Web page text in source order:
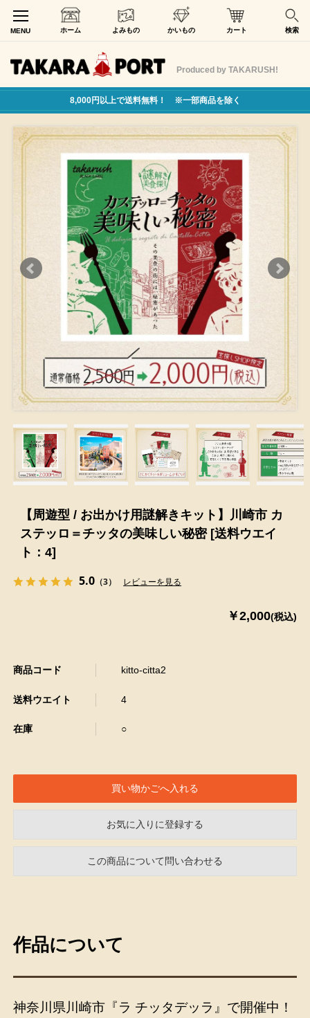
MENU ホーム よみもの かいもの カート 検索
Produced by TAKARUSH!
8,000円以上で送料無料！ ※一部商品を除く
【周遊型 / お出かけ用謎解きキット】川崎市 カ
ステッロ＝チッタの美味しい秘密 [送料ウエイ
ト：4]
5.0 （3） レビューを見る
￥2,000(税込)
商品コード kitto-citta2
送料ウエイト 4
在庫 ○
お気に入りに登録する
この商品について問い合わせる
作品について
神奈川県川崎市『ラ チッタデッラ』で開催中！